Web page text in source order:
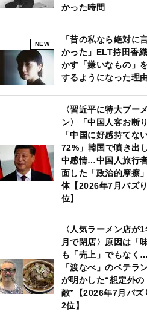
かった時間
NEW
「昔の私なら絶対に
かった」ELT持田香
かす「嫌いなもの」
するようになった理
〈習近平に特大ブー
ン〉「中国人客お断り
「中国に好感持てな
72%」韓国で噴き出
中感情…中国人旅行
面した「政治的摩擦
体【2026年7月バズ
位】
〈人気ラーメン店が
月で閉店〉原因は「
も「売上」でもなく
「渡なべ」のベテラ
が明かした“想定外の
敵”【2026年7月バズ
2位】